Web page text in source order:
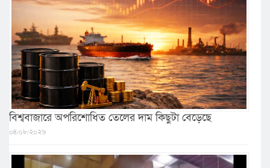
বিশ্ববাজারে অপরিশোধিত তেলের দাম কিছুটা বেড়েছে
০৪/০৮/২০২৬